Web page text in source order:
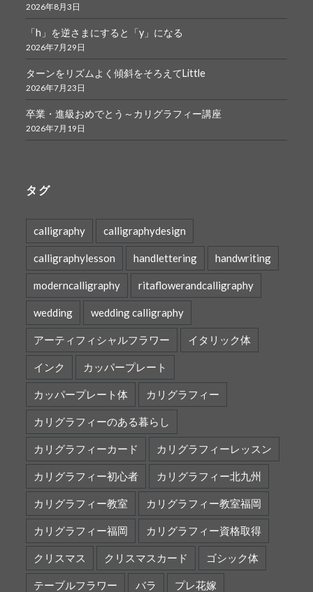
2026年8月3日
「h」を逆さまにすると「y」になる
2026年7月29日
ターンをリズムよく傾斜をそろえてLittle
2026年7月23日
卒業・進級おめでとう～カリグラフィー講座
2026年7月19日
タグ
calligraphy calligraphydesign
calligraphylesson handlettering handwriting
moderncalligraphy ritaflowerandcalligraphy
wedding wedding calligraphy
アーティフィシャルフラワー イタリック体
インク カッパープレート
カッパープレート体 カリグラフィー
カリグラフィーのある暮らし
カリグラフィーカード カリグラフィーレッスン
カリグラフィー初心者 カリグラフィー北九州
カリグラフィー教室 カリグラフィー教室福岡
カリグラフィー福岡 カリグラフィー資格取得
クリスマス クリスマスカード ゴシック体
テーブルフラワー バラ プレ花嫁